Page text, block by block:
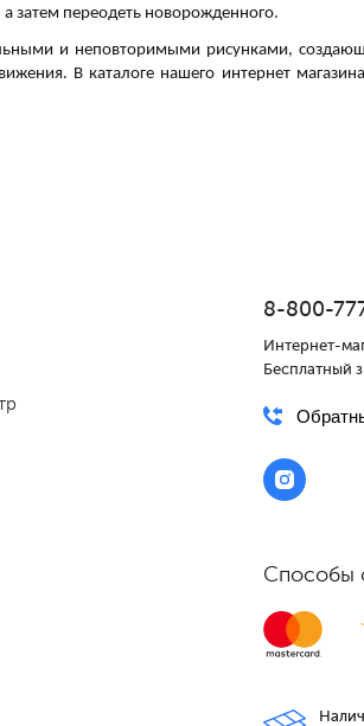
затем переодеть новорожденного.
и неповторимыми рисунками,
В каталоге нашего интернет
8-800-
Интернет-
Бесплатный
Способы